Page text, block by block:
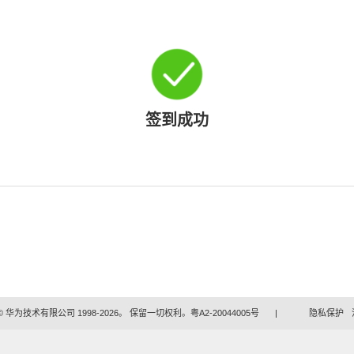
签到成功
华为技术有限公司 1998-2026。 保留一切权利。粤A2-20044005号 | 隐私保护